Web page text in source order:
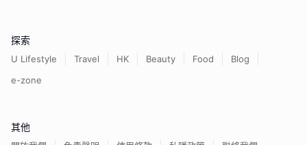
探索
U Lifestyle Travel HK Beauty Food
Blog
e-zone
其他